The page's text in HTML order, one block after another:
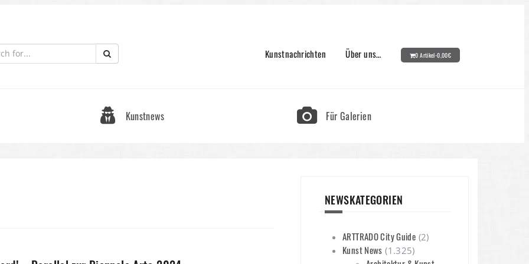
Kunstnachrichten Über uns… 0 Artikel-0,00€
Kunstnews Für Galerien
NEWSKATEGORIEN
ARTTRADO City Guide (2)
Kunst News (1.325)